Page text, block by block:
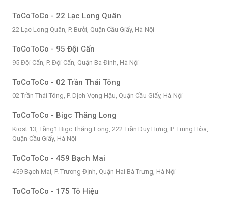
ToCoToCo - 22 Lạc Long Quân
22 Lạc Long Quân, P. Bưởi, Quận Cầu Giấy, Hà Nội
ToCoToCo - 95 Đội Cấn
95 Đội Cấn, P. Đội Cấn, Quận Ba Đình, Hà Nội
ToCoToCo - 02 Trần Thái Tông
02 Trần Thái Tông, P. Dịch Vọng Hậu, Quận Cầu Giấy, Hà Nội
ToCoToCo - Bigc Thăng Long
Kiost 13, Tầng1 Bigc Thăng Long, 222 Trần Duy Hưng, P. Trung Hòa,
Quận Cầu Giấy, Hà Nội
ToCoToCo - 459 Bạch Mai
459 Bạch Mai, P. Trương Định, Quận Hai Bà Trưng, Hà Nội
ToCoToCo - 175 Tô Hiệu